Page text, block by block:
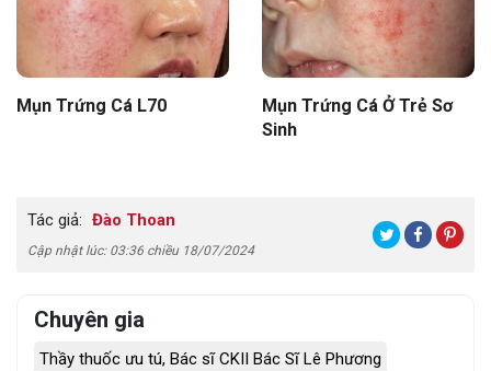
Mụn Trứng Cá L70
Mụn Trứng Cá Ở Trẻ Sơ
Sinh
Tác giả: Đào Thoan
Cập nhật lúc: 03:36 chiều 18/07/2024
Chuyên gia
Thầy thuốc ưu tú, Bác sĩ CKII Bác Sĩ Lê Phương